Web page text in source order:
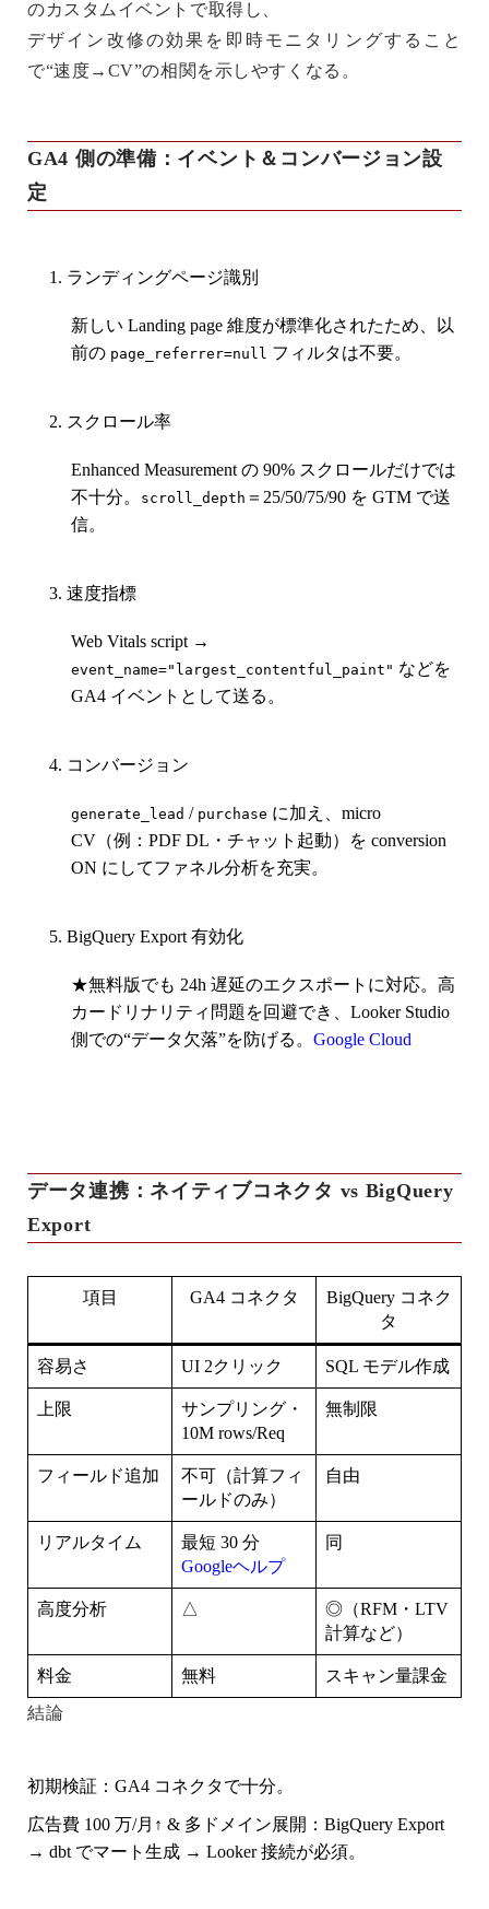
のカスタムイベントで取得し、
デザイン改修の効果を即時モニタリングすること
で“速度→CV”の相関を示しやすくなる。
GA4 側の準備：イベント＆コンバージョン設
定
ランディングページ識別
新しい Landing page 維度が標準化されたため、以
前の page_referrer=null フィルタは不要。
スクロール率
Enhanced Measurement の 90% スクロールだけでは
不十分。
scroll_depth ＝25/50/75/90 を GTM で送
信。
速度指標
Web Vitals script →
event_name="largest_contentful_paint" などを
GA4 イベントとして送る。
コンバージョン
generate_lead / purchase に加え、 micro
CV （例：PDF DL・チャット起動）を conversion
ON にしてファネル分析を充実。
BigQuery Export 有効化
★無料版でも 24h 遅延のエクスポートに対応。高
カードリナリティ問題を回避でき、Looker Studio
側での“データ欠落”を防げる。 Google Cloud
データ連携：ネイティブコネクタ vs BigQuery
Export
項目 GA4 コネクタ
BigQuery コネク
タ
容易さ UI 2クリック SQL モデル作成
上限
サンプリング・
10M rows/Req
無制限
フィールド追加
不可（計算フィ
ールドのみ）
自由
リアルタイム
最短 30 分
Googleヘルプ
同
高度分析 △
◎（RFM・LTV
計算など）
料金 無料
スキャン量課金
結論
初期検証 ：GA4 コネクタで十分。
広告費 100 万/月↑ & 多ドメイン展開 ：BigQuery Export
→ dbt でマート生成 → Looker 接続が必須。